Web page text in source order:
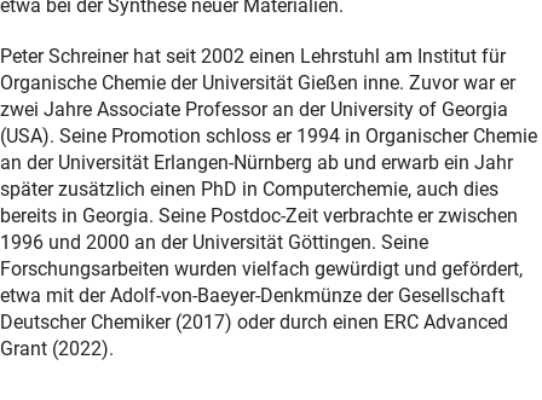
etwa bei der Synthese neuer Materialien.
Peter Schreiner hat seit 2002 einen Lehrstuhl am Institut für
Organische Chemie der Universität Gießen inne. Zuvor war er
zwei Jahre Associate Professor an der University of Georgia
(USA). Seine Promotion schloss er 1994 in Organischer Chemie
an der Universität Erlangen-Nürnberg ab und erwarb ein Jahr
später zusätzlich einen PhD in Computerchemie, auch dies
bereits in Georgia. Seine Postdoc-Zeit verbrachte er zwischen
1996 und 2000 an der Universität Göttingen. Seine
Forschungsarbeiten wurden vielfach gewürdigt und gefördert,
etwa mit der Adolf-von-Baeyer-Denkmünze der Gesellschaft
Deutscher Chemiker (2017) oder durch einen ERC Advanced
Grant (2022).